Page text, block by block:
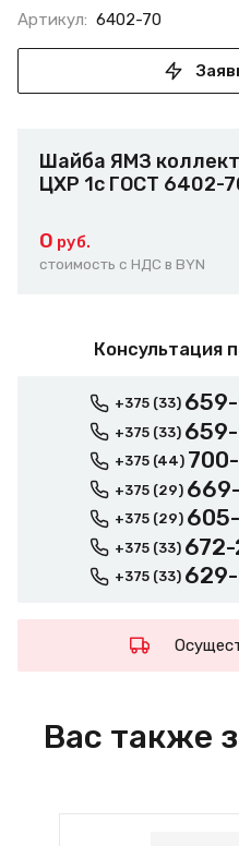
Артикул: 6402-70
Шайба ЯМЗ
ЦХР 1c ГОСТ 6402-
0 руб.
стоимость с НДС в BYN
Консультация
+375 (33)
+375 (33)
+375 (44)
+375 (29)
+375 (29)
+375 (33) 672-
+375 (33)
Вас также